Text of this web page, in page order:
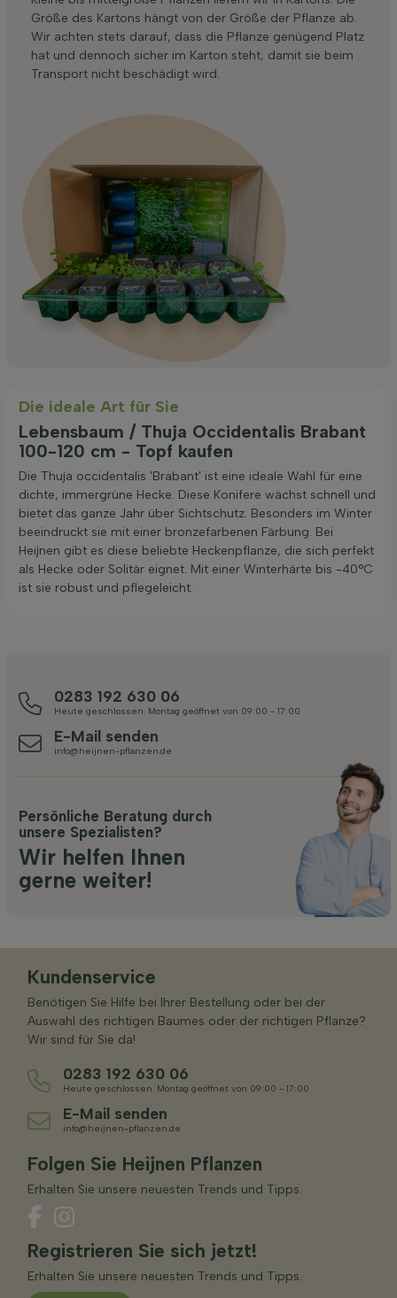
Größe des Kartons hängt von der Größe der Pflanze ab.
Wir achten stets darauf, dass die Pflanze genügend Platz
hat und dennoch sicher im Karton steht, damit sie beim
Transport nicht beschädigt wird.
Die ideale Art für Sie
Lebensbaum / Thuja Occidentalis Brabant
100-120 cm - Topf kaufen
Die Thuja occidentalis 'Brabant' ist eine ideale Wahl für eine
dichte, immergrüne Hecke. Diese Konifere wächst schnell und
bietet das ganze Jahr über Sichtschutz. Besonders im Winter
beeindruckt sie mit einer bronzefarbenen Färbung. Bei
Heijnen gibt es diese beliebte Heckenpflanze, die sich perfekt
als Hecke oder Solitär eignet. Mit einer Winterhärte bis -40°C
ist sie robust und pflegeleicht.
0283 192 630 06
Heute geschlossen. Montag geöffnet von 09:00 - 17:00
E-Mail senden
info@heijnen-pflanzen.de
Persönliche Beratung durch
unsere Spezialisten?
Wir helfen Ihnen
gerne weiter!
Kundenservice
Benötigen Sie Hilfe bei Ihrer Bestellung oder bei der
Auswahl des richtigen Baumes oder der richtigen Pflanze?
Wir sind für Sie da!
0283 192 630 06
Heute geschlossen. Montag geöffnet von 09:00 - 17:00
E-Mail senden
info@heijnen-pflanzen.de
Folgen Sie Heijnen Pflanzen
Erhalten Sie unsere neuesten Trends und Tipps.
Registrieren Sie sich jetzt!
Erhalten Sie unsere neuesten Trends und Tipps.